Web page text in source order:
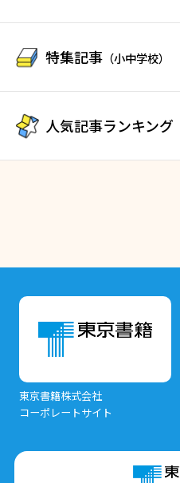
特集記事 （小中学校）
人気記事ランキング
東京書籍株式会社
コーポレートサイト